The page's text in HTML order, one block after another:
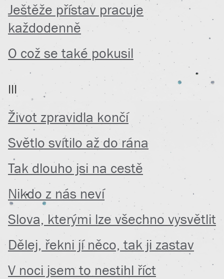
Ještěže přístav pracuje
každodenně
O což se také pokusil
III
Život zpravidla končí
Světlo svítilo až do rána
Tak dlouho jsi na cestě
Nikdo z nás neví
Slova, kterými lze všechno vysvětlit
Dělej, řekni jí něco, tak ji zastav
V noci jsem to nestihl říct